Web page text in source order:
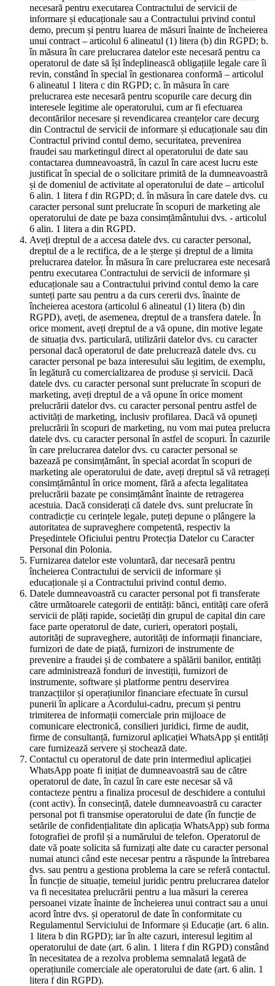
necesară pentru executarea Contractului de servicii de
informare și educaționale sau a Contractului privind contul
demo, precum și pentru luarea de măsuri înainte de încheierea
unui contract – articolul 6 alineatul (1) litera (b) din RGPD; b.
în măsura în care prelucrarea datelor este necesară pentru ca
operatorul de date să își îndeplinească obligațiile legale care îi
revin, constând în special în gestionarea conformă – articolul
6 alineatul 1 litera c din RGPD; c. în măsura în care
prelucrarea este necesară pentru scopurile care decurg din
interesele legitime ale operatorului, cum ar fi efectuarea
decontărilor necesare și revendicarea creanțelor care decurg
din Contractul de servicii de informare și educaționale sau din
Contractul privind contul demo, securitatea, prevenirea
fraudei sau marketingul direct al operatorului de date sau
contactarea dumneavoastră, în cazul în care acest lucru este
justificat în special de o solicitare primită de la dumneavoastră
și de domeniul de activitate al operatorului de date – articolul
6 alin. 1 litera f din RGPD; d. în măsura în care datele dvs. cu
caracter personal sunt prelucrate în scopuri de marketing ale
operatorului de date pe baza consimțământului dvs. - articolul
6 alin. 1 litera a din RGPD.
Aveți dreptul de a accesa datele dvs. cu caracter personal,
dreptul de a le rectifica, de a le șterge și dreptul de a limita
prelucrarea datelor. În măsura în care prelucrarea este necesară
pentru executarea Contractului de servicii de informare și
educaționale sau a Contractului privind contul demo la care
sunteți parte sau pentru a da curs cererii dvs. înainte de
încheierea acestora (articolul 6 alineatul (1) litera (b) din
RGPD), aveți, de asemenea, dreptul de a transfera datele. În
orice moment, aveți dreptul de a vă opune, din motive legate
de situația dvs. particulară, utilizării datelor dvs. cu caracter
personal dacă operatorul de date prelucrează datele dvs. cu
caracter personal pe baza interesului său legitim, de exemplu,
în legătură cu comercializarea de produse și servicii. Dacă
datele dvs. cu caracter personal sunt prelucrate în scopuri de
marketing, aveți dreptul de a vă opune în orice moment
prelucrării datelor dvs. cu caracter personal pentru astfel de
activități de marketing, inclusiv profilarea. Dacă vă opuneți
prelucrării în scopuri de marketing, nu vom mai putea prelucra
datele dvs. cu caracter personal în astfel de scopuri. În cazurile
în care prelucrarea datelor dvs. cu caracter personal se
bazează pe consimțământ, în special acordat în scopuri de
marketing ale operatorului de date, aveți dreptul să vă retrageți
consimțământul în orice moment, fără a afecta legalitatea
prelucrării bazate pe consimțământ înainte de retragerea
acestuia. Dacă considerați că datele dvs. sunt prelucrate în
contradicție cu cerințele legale, puteți depune o plângere la
autoritatea de supraveghere competentă, respectiv la
Președintele Oficiului pentru Protecția Datelor cu Caracter
Personal din Polonia.
Furnizarea datelor este voluntară, dar necesară pentru
încheierea Contractului de servicii de informare și
educaționale și a Contractului privind contul demo.
Datele dumneavoastră cu caracter personal pot fi transferate
către următoarele categorii de entități: bănci, entități care oferă
servicii de plăți rapide, societăți din grupul de capital din care
face parte operatorul de date, curieri, operatori poștali,
autorități de supraveghere, autorități de informații financiare,
furnizori de date de piață, furnizori de instrumente de
prevenire a fraudei și de combatere a spălării banilor, entități
care administrează fonduri de investiții, furnizori de
instrumente, software și platforme pentru deservirea
tranzacțiilor și operațiunilor financiare efectuate în cursul
punerii în aplicare a Acordului-cadru, precum și pentru
trimiterea de informații comerciale prin mijloace de
comunicare electronică, consilieri juridici, firme de audit,
firme de consultanță, furnizorul aplicației WhatsApp și entități
care furnizează servere și stochează date.
Contactul cu operatorul de date prin intermediul aplicației
WhatsApp poate fi inițiat de dumneavoastră sau de către
operatorul de date, în cazul în care este necesar să vă
contacteze pentru a finaliza procesul de deschidere a contului
(cont activ). În consecință, datele dumneavoastră cu caracter
personal pot fi transmise operatorului de date (în funcție de
setările de confidențialitate din aplicația WhatsApp) sub forma
fotografiei de profil și a numărului de telefon. Operatorul de
date vă poate solicita să furnizați alte date cu caracter personal
numai atunci când este necesar pentru a răspunde la întrebarea
dvs. sau pentru a gestiona problema la care se referă contactul.
În funcție de situație, temeiul juridic pentru prelucrarea datelor
va fi necesitatea prelucrării pentru a lua măsuri la cererea
persoanei vizate înainte de încheierea unui contract sau a unui
acord între dvs. și operatorul de date în conformitate cu
Regulamentul Serviciului de Informare și Educație (art. 6 alin.
1 litera b din RGPD); iar în alte cazuri, interesul legitim al
operatorului de date (art. 6 alin. 1 litera f din RGPD) constând
în necesitatea de a rezolva problema semnalată legată de
operațiunile comerciale ale operatorului de date (art. 6 alin. 1
litera f din RGPD).